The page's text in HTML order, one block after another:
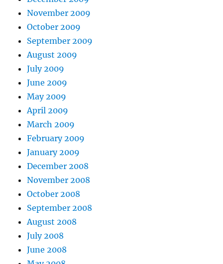
November 2009
October 2009
September 2009
August 2009
July 2009
June 2009
May 2009
April 2009
March 2009
February 2009
January 2009
December 2008
November 2008
October 2008
September 2008
August 2008
July 2008
June 2008